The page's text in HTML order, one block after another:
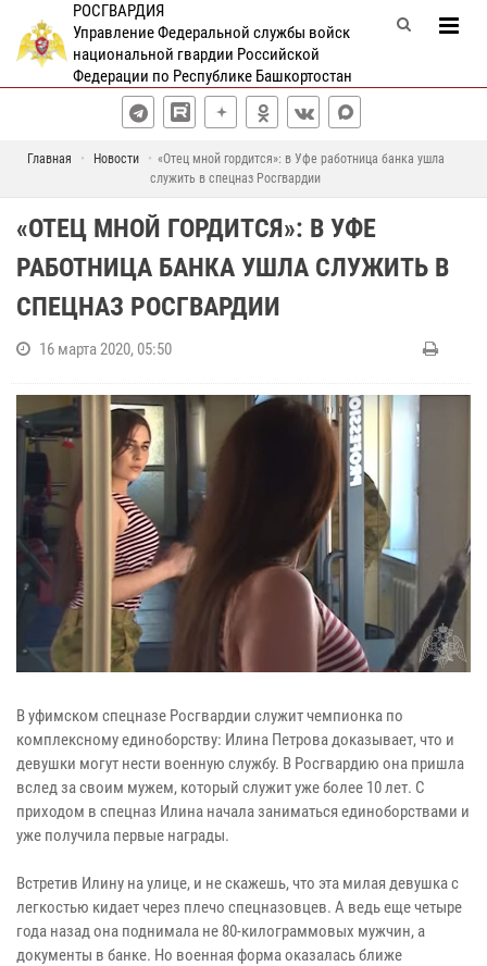
РОСГВАРДИЯ
Управление Федеральной службы войск
национальной гвардии Российской
Федерации по Республике Башкортостан
Главная Новости
«Отец мной гордится»: в Уфе работница банка ушла
служить в спецназ Росгвардии
«ОТЕЦ МНОЙ ГОРДИТСЯ»: В УФЕ
РАБОТНИЦА БАНКА УШЛА СЛУЖИТЬ В
СПЕЦНАЗ РОСГВАРДИИ
16 марта 2020, 05:50
В уфимском спецназе Росгвардии служит чемпионка по
комплексному единоборству: Илина Петрова доказывает, что и
девушки могут нести военную службу. В Росгвардию она пришла
вслед за своим мужем, который служит уже более 10 лет. С
приходом в спецназ Илина начала заниматься единоборствами и
уже получила первые награды.
Встретив Илину на улице, и не скажешь, что эта милая девушка с
легкостью кидает через плечо спецназовцев. А ведь еще четыре
года назад она поднимала не 80-килограммовых мужчин, а
документы в банке. Но военная форма оказалась ближе